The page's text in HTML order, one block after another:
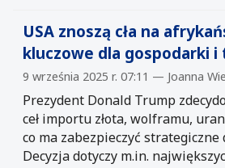
USA znoszą cła na
kluczowe dla gospodarki
9 września 2025 r. 07:11 — Joanna
Prezydent Donald Trump
ceł importu złota, wolframu,
co ma zabezpieczyć strategiczne
Decyzja dotyczy m.in.